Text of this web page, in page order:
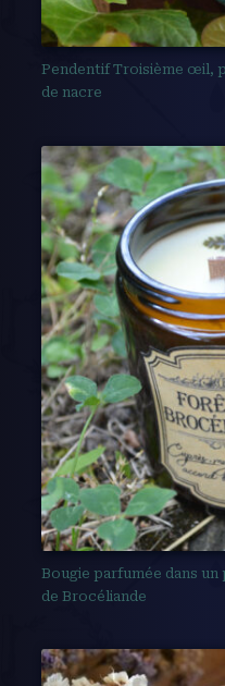
Pendentif Troisième œil,
de nacre
Bougie parfumée dans
de Brocéliande